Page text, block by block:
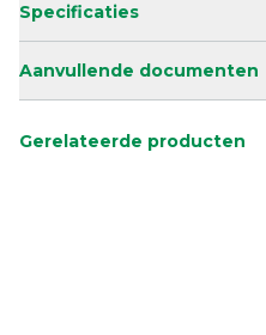
Specificaties
Aanvullende documenten
Gerelateerde producten